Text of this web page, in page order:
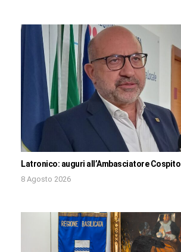
Latronico: auguri all’Ambasciatore Cospito
8 Agosto 2026